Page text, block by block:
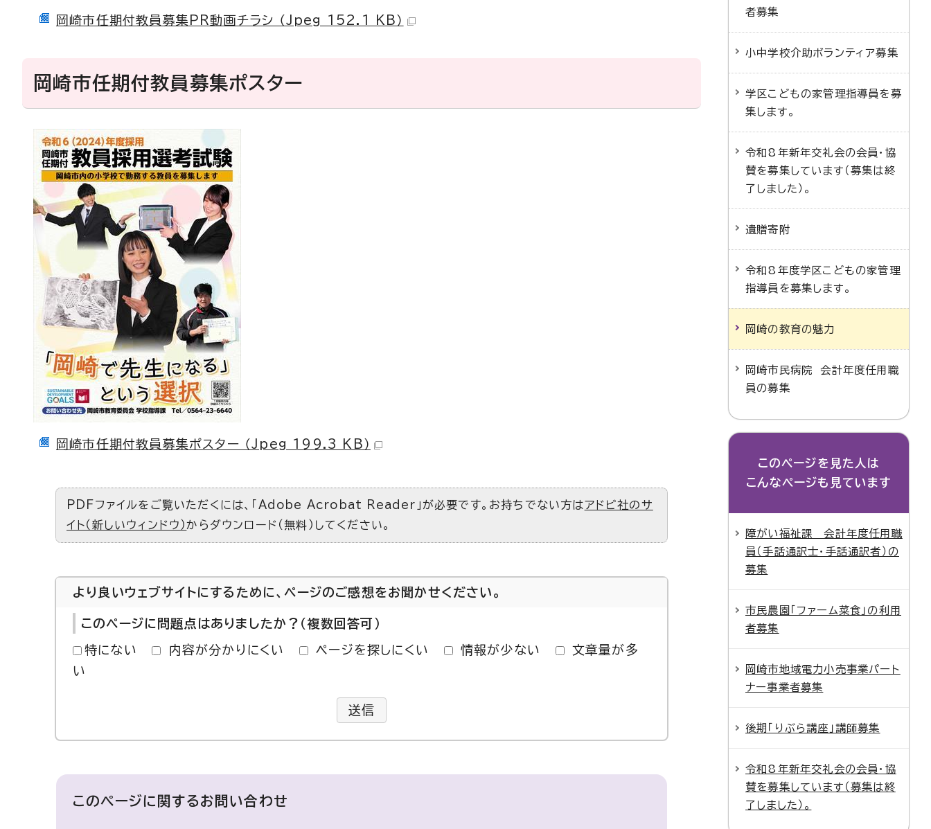
岡崎市任期付教員募集PR動画チラシ （Jpeg 152.1 KB）
岡崎市任期付教員募集ポスター
岡崎市任期付教員募集ポスター （Jpeg 199.3 KB）
PDFファイルをご覧いただくには、「Adobe Acrobat Reader」が必要です。お持ちでない方はアドビ社のサ
イト（新しいウィンドウ）からダウンロード（無料）してください。
より良いウェブサイトにするために、ページのご感想をお聞かせください。
このページに問題点はありましたか？（複数回答可）
特にない 内容が分かりにくい ページを探しにくい 情報が少ない
文章量が多
い
送信
このページに関するお問い合わせ
者募集
小中学校介助ボランティア募集
学区こどもの家管理指導員を募
集します。
令和8年新年交礼会の会員・協
賛を募集しています（募集は終
了しました）。
遺贈寄附
令和8年度学区こどもの家管理
指導員を募集します。
岡崎の教育の魅力
岡崎市民病院 会計年度任用職
員の募集
このページを見た人は
こんなページも見ています
障がい福祉課 会計年度任用職
員（手話通訳士・手話通訳者）の
募集
市民農園「ファーム菜食」の利用
者募集
岡崎市地域電力小売事業パート
ナー事業者募集
後期「りぶら講座」講師募集
令和8年新年交礼会の会員・協
賛を募集しています（募集は終
了しました）。